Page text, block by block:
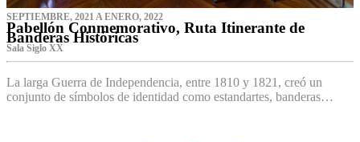
SEPTIEMBRE, 2021 A ENERO, 2022
Pabellón Conmemorativo, Ruta Itinerante de
Banderas Históricas
Sala Siglo XX
La larga Guerra de Independencia, entre 1810 y 1821, creó un
conjunto de símbolos de identidad como estandartes, banderas…